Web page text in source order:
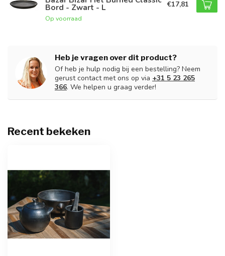
Bord - Zwart - L
Op voorraad
€17,81
Heb je vragen over dit product?
Of heb je hulp nodig bij een bestelling? Neem
gerust contact met ons op via +31 5 23 265
366. We helpen u graag verder!
Recent bekeken